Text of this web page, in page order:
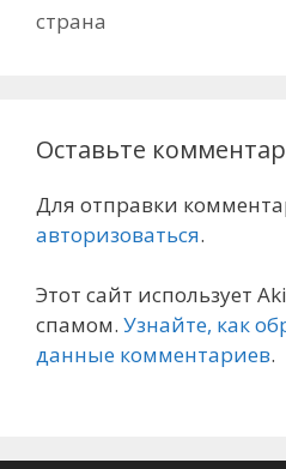
страна
Оставьте
Для отправки
авторизоваться.
Этот сайт использует
спамом. Узнайте, как
данные комментариев.